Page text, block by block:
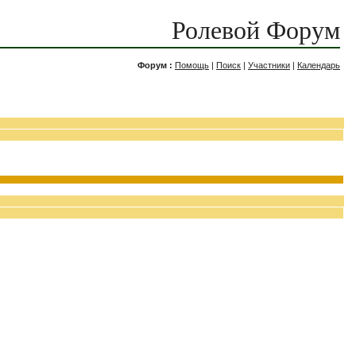
Ролевой Форум
Форум : Помощь | Поиск | Участники | Календарь